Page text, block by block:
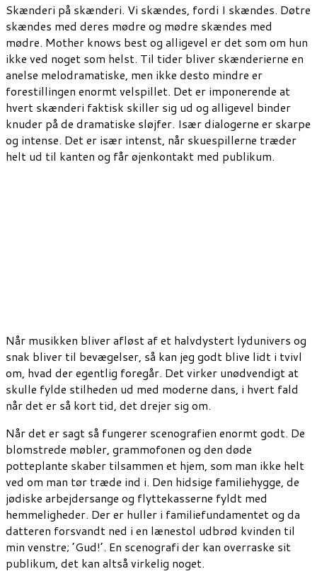
Skænderi på skænderi. Vi skændes, fordi I skændes. Døtre
skændes med deres mødre og mødre skændes med
mødre. Mother knows bestog alligevel er det som om hun
ikke ved noget som helst. Til tider bliver skænderierne en
anelse melodramatiske, men ikke desto mindre er
forestillingen enormt velspillet. Det er imponerende at
hvert skænderi faktisk skiller sig ud og alligevel binder
knuder på de dramatiske sløjfer. Især dialogerne er skarpe
og intense. Det er især intenst, når skuespillerne træder
helt ud til kanten og får øjenkontakt med publikum.
Når musikken bliver afløst af et halvdystert lydunivers og
snak bliver til bevægelser, så kan jeg godt blive lidt i tvivl
om, hvad der egentlig foregår. Det virker unødvendigt at
skulle fylde stilheden ud med moderne dans, i hvert fald
når det er så kort tid, detdrejer sig om.
Når det er sagt så fungerer scenografien enormt godt. De
blomstrede møbler, grammofonen og den døde
potteplante skaber tilsammen et hjem, som man ikke helt
ved om man tør træde ind i. Den hidsige familiehygge, de
jødiske arbejdersange og flyttekasserne fyldt med
hemmeligheder. Der er huller i familiefundamentet og da
datteren forsvandt ned i en lænestol udbrød kvinden til
min venstre; ’Gud!’. En scenografi der kan overraske sit
publikum, det kan altså virkelig noget.